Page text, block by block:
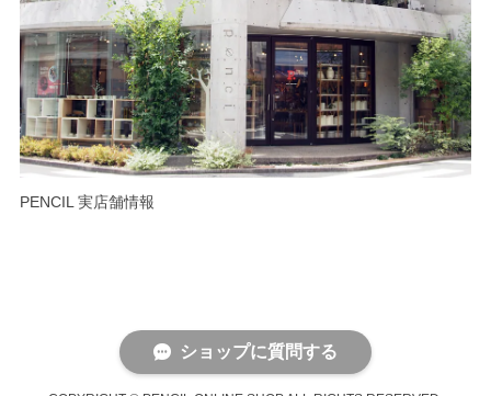
PENCIL 実店舗情報
ショップに質問する